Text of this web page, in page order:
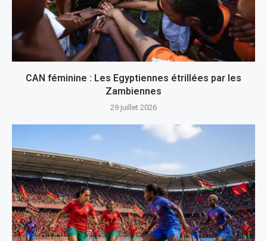
CAN féminine : Les Egyptiennes étrillées par les
Zambiennes
29 juillet 2026